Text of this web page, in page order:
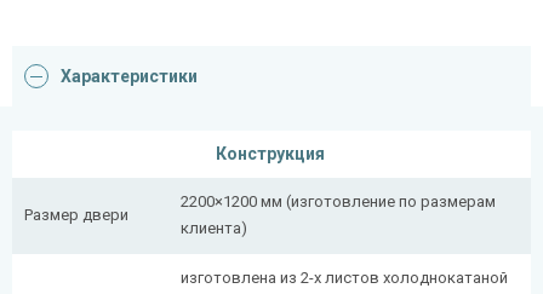
Характеристики
Конструкция
Размер двери
2200×1200 мм (изготовление по размерам
клиента)
изготовлена из 2-х листов холоднокатаной